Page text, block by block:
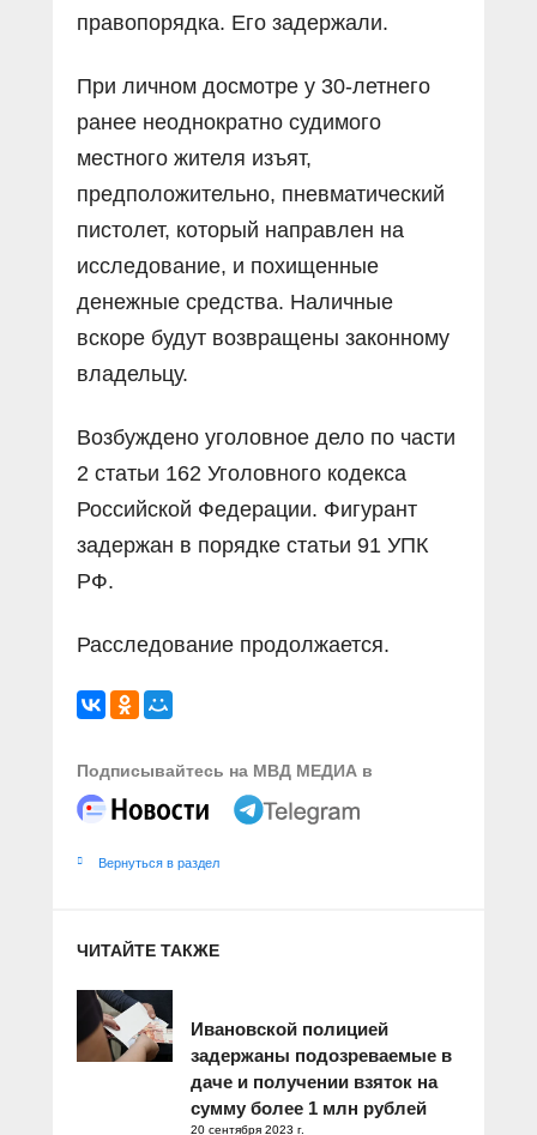
правопорядка. Его задержали.
При личном досмотре у 30-летнего
ранее неоднократно судимого
местного жителя изъят,
предположительно, пневматический
пистолет, который направлен на
исследование, и похищенные
денежные средства. Наличные
вскоре будут возвращены законному
владельцу.
Возбуждено уголовное дело по части
2 статьи 162 Уголовного кодекса
Российской Федерации. Фигурант
задержан в порядке статьи 91 УПК
РФ.
Расследование продолжается.
Подписывайтесь на МВД МЕДИА в
Вернуться в раздел
ЧИТАЙТЕ ТАКЖЕ
Ивановской полицией
задержаны подозреваемые в
даче и получении взяток на
сумму более 1 млн рублей
20 сентября 2023 г.